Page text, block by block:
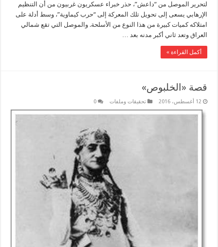
لتحرير الموصل من “داعش”، حذر خبراء عسكريون غربيون من أن التنظيم
الإرهابي يسعى إلى تحويل تلك المعركة إلى “حرب كيماوية”، وسط أدلة على
امتلاكه كميات كبيرة من هذا النوع من الأسلحة. والموصل التي تقع شمالي
العراق وتعد ثاني أكبر مدنه بعد …
أكمل القراءة »
قصة «الخلبوص»
12 أغسطس، 2016 تحقيقات وملفات 0